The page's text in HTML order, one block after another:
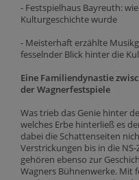
- Festspielhaus Bayreuth:
Kulturgeschichte wurde
- Meisterhaft erzählte
fesselnder Blick hinter die
Eine Familiendynastie
der Wagnerfestspiele
Was trieb das Genie hinter
welches Erbe hinterließ es
dabei die Schattenseiten
Verstrickungen bis in die
gehören ebenso zur
Wagners Bühnenwerke. Mit